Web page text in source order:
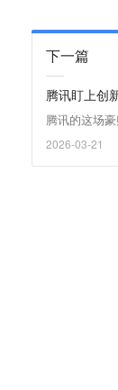
下一篇
腾讯盯上创
腾讯的这场
2026-03-21